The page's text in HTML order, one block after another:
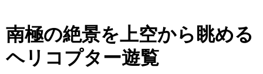
南極の絶景を上空から眺める
ヘリコプター遊覧